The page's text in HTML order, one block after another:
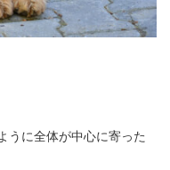
うに全体が中心に寄った